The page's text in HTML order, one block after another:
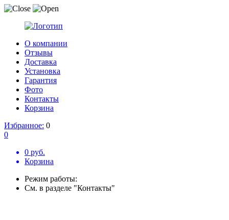
О компании
Отзывы
Доставка
Установка
Гарантия
Фото
Контакты
Корзина
Избранное: 0
0
0 руб.
Корзина
Режим работы:
См. в разделе "Контакты"